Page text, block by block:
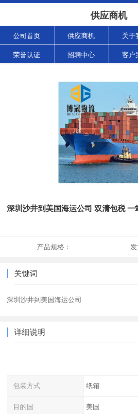
供应商机
公司首页 供应商机 关于
荣誉认证 招聘中心 客户
深圳沙井到美国海运公司 双清包税 一
产品规格：
关键词
深圳沙井到美国海运公司
详细说明
包装方式 纸箱
目的国 美国